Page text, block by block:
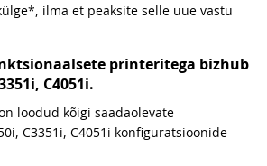
ilma et peaksite selle uue vastu
printeritega bizhub
C4051i.
loodud kõigi saadaolevate
C3351i, C4051i konfiguratsioonide